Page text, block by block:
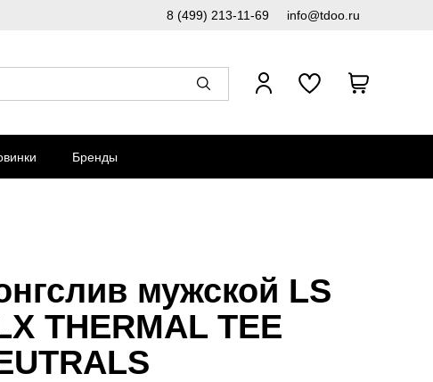
8 (499) 213-11-69 info@tdoo.ru
Бренды
мужской LS
THERMAL TEE